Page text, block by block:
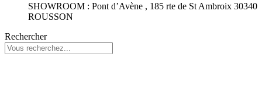
SHOWROOM : Pont d’Avène , 185 rte de St Ambroix 30340
ROUSSON
Rechercher